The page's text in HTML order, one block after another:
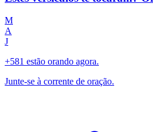
M
A
J
+581 estão orando agora.
Junte-se à corrente de oração.